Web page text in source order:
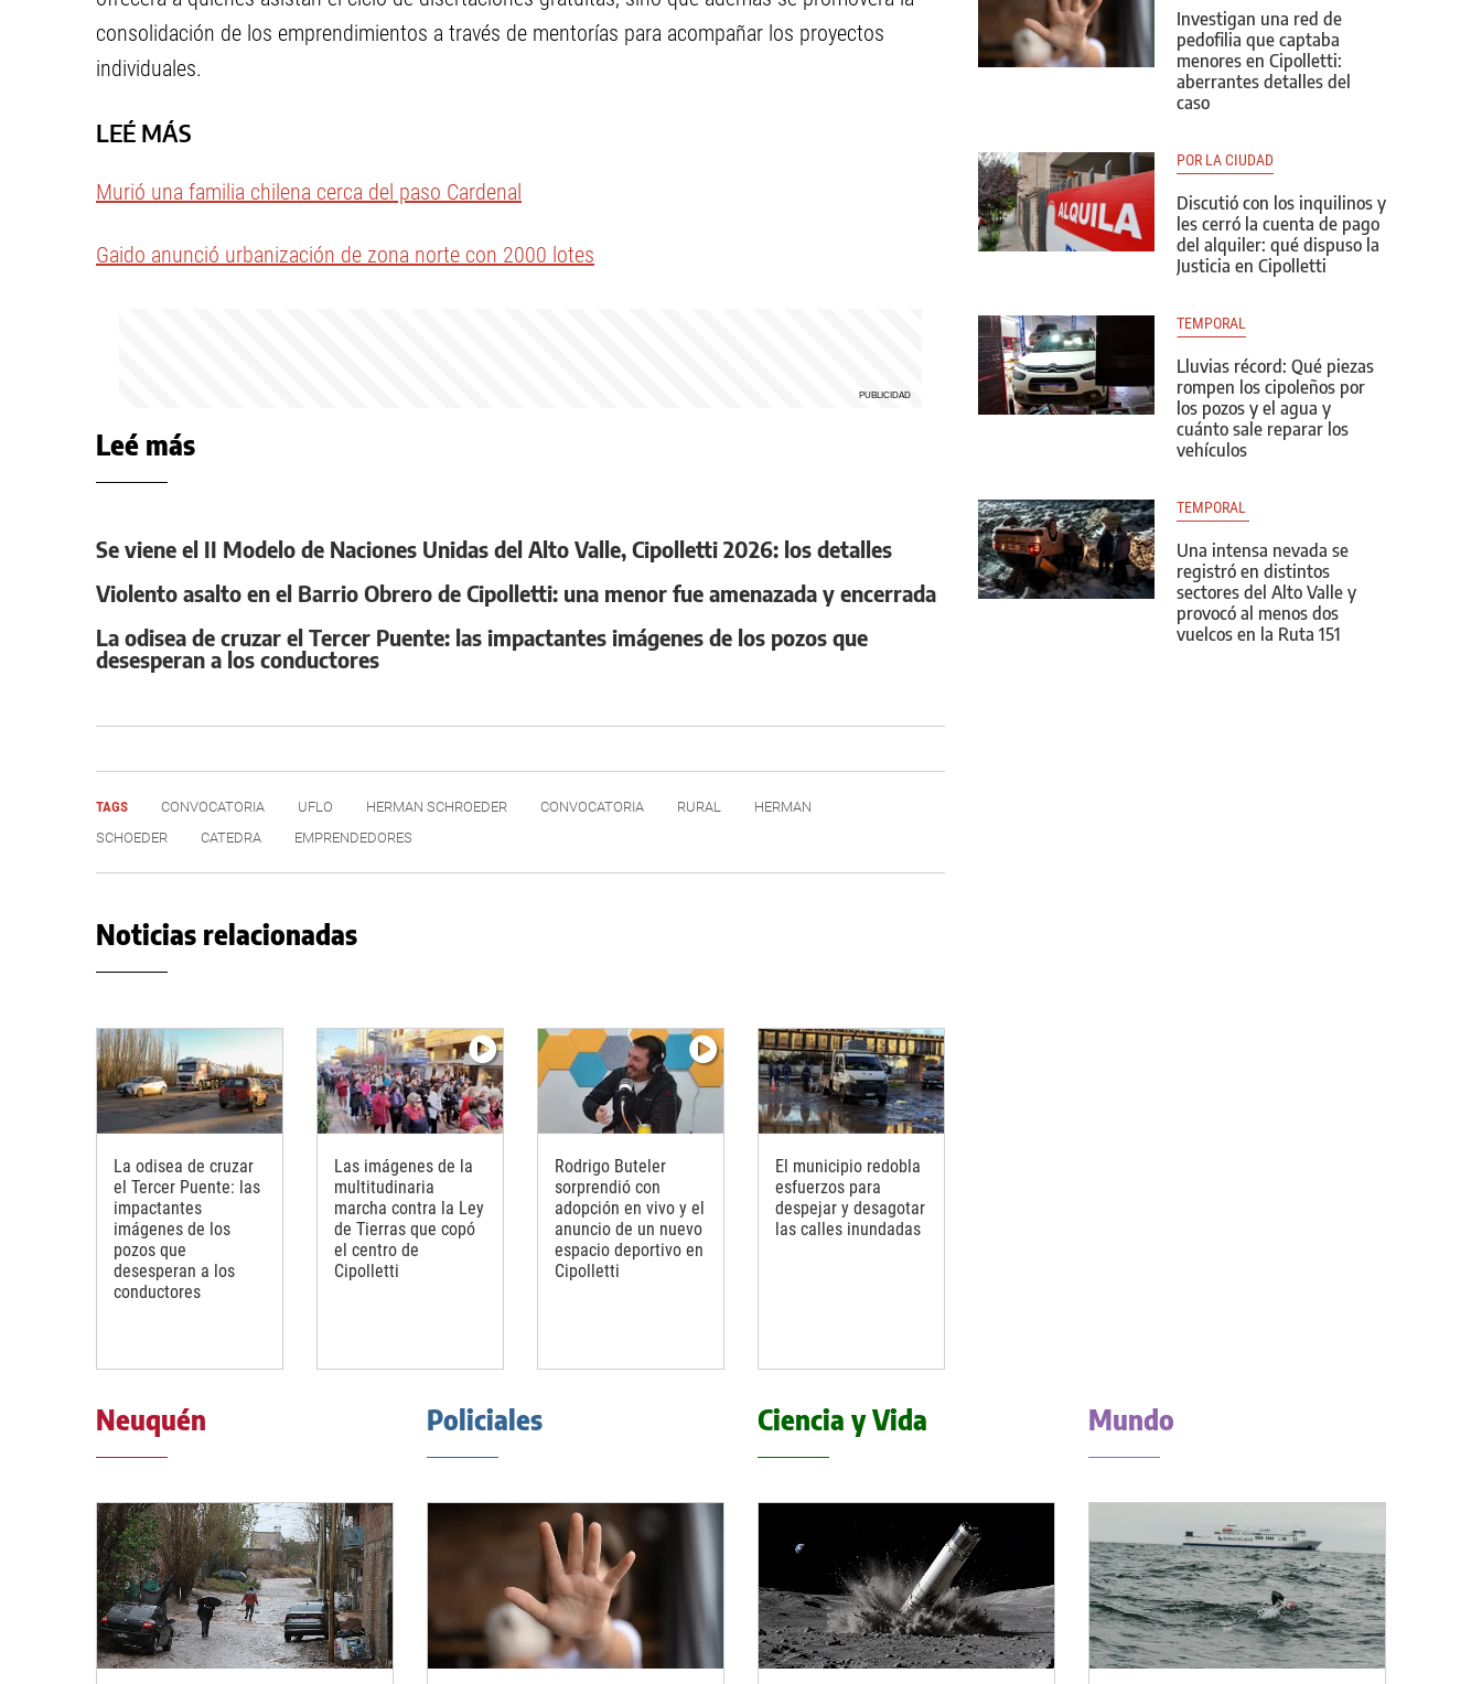
consolidación de los emprendimientos a través de mentorías para acompañar los proyectos
individuales.
LEÉ MÁS
Murió una familia chilena cerca del paso Cardenal
Gaido anunció urbanización de zona norte con 2000 lotes
Leé más
Se viene el II Modelo de Naciones Unidas del Alto Valle, Cipolletti 2026: los detalles
Violento asalto en el Barrio Obrero de Cipolletti: una menor fue amenazada y encerrada
La odisea de cruzar el Tercer Puente: las impactantes imágenes de los pozos que
desesperan a los conductores
TAGS CONVOCATORIA UFLO HERMAN SCHROEDER CONVOCATORIA RURAL
HERMAN
SCHOEDER
CATEDRA EMPRENDEDORES
Noticias relacionadas
La odisea de cruzar
el Tercer Puente: las
impactantes
imágenes de los
pozos que
desesperan a los
conductores
Las imágenes de la
multitudinaria
marcha contra la Ley
de Tierras que copó
el centro de
Cipolletti
Rodrigo Buteler
sorprendió con
adopción en vivo y el
anuncio de un nuevo
espacio deportivo en
Cipolletti
El municipio redobla
esfuerzos para
despejar y desagotar
las calles inundadas
Investigan una red de
pedofilia que captaba
menores en Cipolletti:
aberrantes detalles del
caso
POR LA CIUDAD
Discutió con los inquilinos y
les cerró la cuenta de pago
del alquiler: qué dispuso la
Justicia en Cipolletti
TEMPORAL
Lluvias récord: Qué piezas
rompen los cipoleños por
los pozos y el agua y
cuánto sale reparar los
vehículos
TEMPORAL
Una intensa nevada se
registró en distintos
sectores del Alto Valle y
provocó al menos dos
vuelcos en la Ruta 151
Neuquén Policiales Ciencia y Vida Mundo